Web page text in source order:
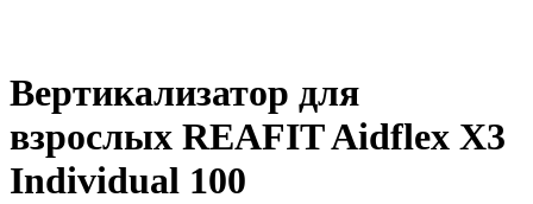
Вертикализатор для
взрослых REAFIT Aidflex X3
Individual 100